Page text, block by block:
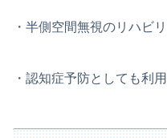
・半側空間無視のリハビ
・認知症予防としても利